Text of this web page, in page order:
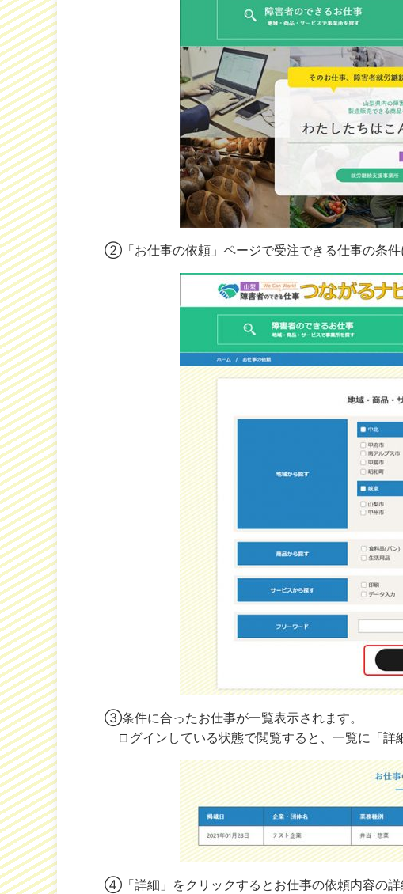
②「お仕事の依頼」ページで受注できる仕事の条件
③条件に合ったお仕事が一覧表示されます。
ログインしている状態で閲覧すると、一覧に「詳
④「詳細」をクリックするとお仕事の依頼内容の詳